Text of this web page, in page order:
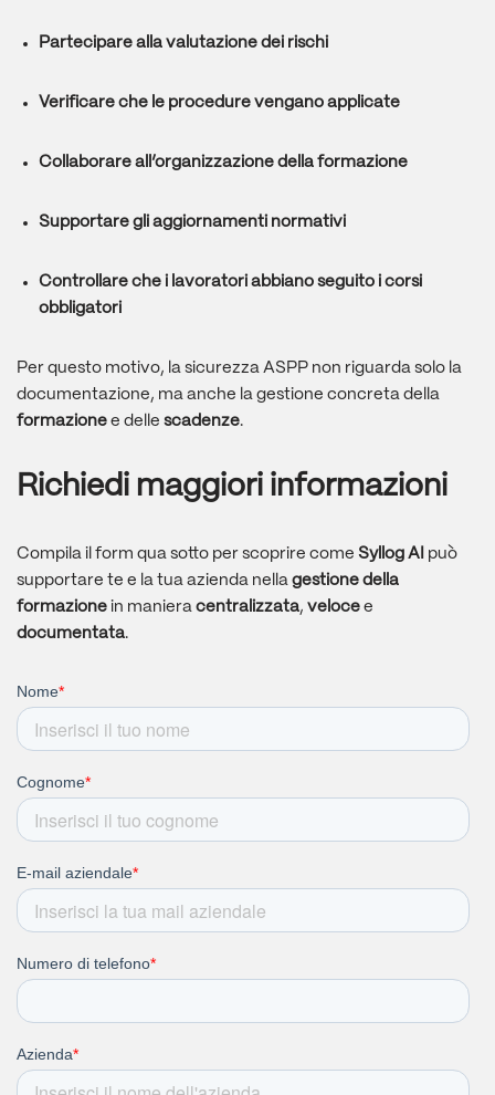
Partecipare alla valutazione dei rischi
Verificare che le procedure vengano applicate
Collaborare all’organizzazione della formazione
Supportare gli aggiornamenti normativi
Controllare che i lavoratori abbiano seguito i corsi
obbligatori
Per questo motivo, la sicurezza ASPP non riguarda solo la
documentazione, ma anche la gestione concreta della
formazione e delle scadenze.
Richiedi maggiori informazioni
Compila il form qua sotto per scoprire come Syllog AI può
supportare te e la tua azienda nella gestione della
formazione in maniera centralizzata, veloce e
documentata.